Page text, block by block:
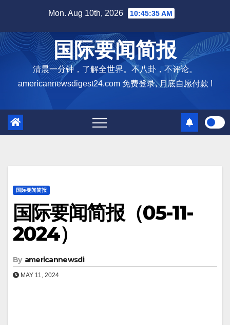
content
Mon. Aug 10th, 2026 10:45:36 AM
国际要闻简报
清晨一分钟，了解全世界。不八卦，不评论。
americannewsdigest24.com 免费登录, 月底自愿付款 !
国际要闻简报
国际要闻简报（05-11-
2024）
By americannewsdi
MAY 11, 2024